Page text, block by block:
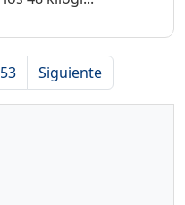
Siguiente